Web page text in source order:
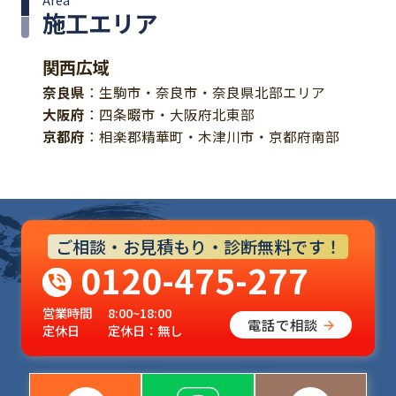
施工エリア
関西広域
奈良県 ：生駒市・奈良市・奈良県北部エリア
大阪府 ：四条畷市・大阪府北東部
京都府 ：相楽郡精華町・木津川市・京都府南部
ご相談・お見積もり・診断無料です！
0120-475-277
営業時間
8:00~18:00
定休日
定休日：無し 電話で相談